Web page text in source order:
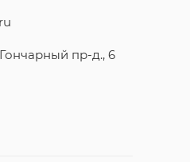
пр-д., 6